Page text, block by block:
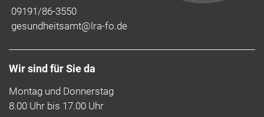
09191/86-3550
gesundheitsamt@lra-fo.de
Wir sind für Sie da
Montag und Donnerstag
8.00 Uhr bis 17.00 Uhr